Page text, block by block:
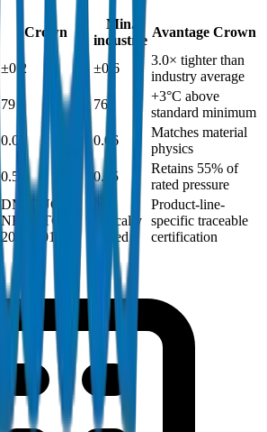
Crown
Min.
industrie
Avantage Crown
±0.2 ±0.6
3.0× tighter than
industry average
79 76
+3°C above
standard minimum
0.06 0.06
Matches material
physics
0.55 0.55
Retains 55% of
rated pressure
DM-DUCT-
NEMATC2-
2024-001
typically
issued
Product-line-
specific traceable
certification